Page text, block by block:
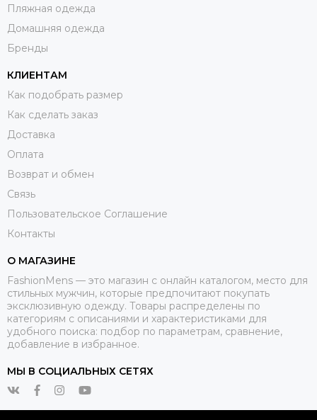
Пляжная одежда
Домашняя одежда
Бренды
КЛИЕНТАМ
Как подобрать размер
Как сделать заказ
Доставка
Оплата
Возврат и обмен
Связь
Пользовательское Соглашение
Контакты
О МАГАЗИНЕ
FashionMens — это магазин с онлайн каталогом, место для
стильных мужчин, которые предпочитают покупать
эксклюзивную одежду. Товары распределены по
категориям с описаниями и характеристиками для
удобного поиска: подбор по параметрам, сравнение,
добавление в избранное.
МЫ В СОЦИАЛЬНЫХ СЕТЯХ